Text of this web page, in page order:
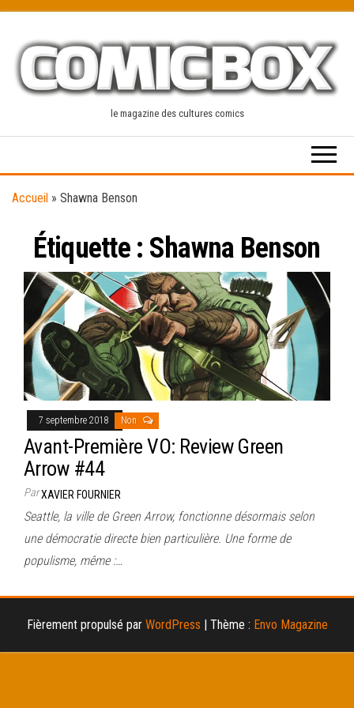
content
le magazine des cultures comics
Accueil » Shawna Benson
Étiquette : Shawna Benson
7 septembre 2018 Non
Avant-Première VO: Review Green
Arrow #44
ParXAVIER FOURNIER
Seattle, la ville de Green Arrow, fonctionne désormais selon
une démocratie directe bien particulière. Une forme de
populisme, même :…
Fièrement propulsé par WordPress Thème : Envo Magazine